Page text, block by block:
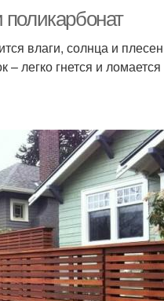
влаги, солнца и
легко гнется и